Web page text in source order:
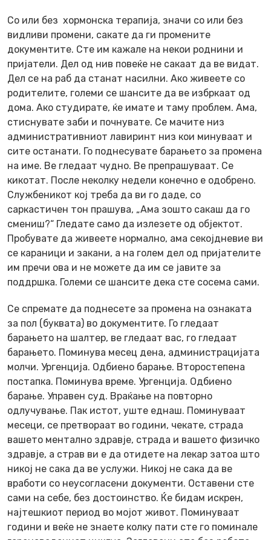
Со или без хормонска терапија, значи со или без
видливи промени, сакате да ги промените
документите. Сте им кажале на некои роднини и
пријатели. Дел од нив повеќе не сакаат да ве видат.
Дел се на раб да станат насилни. Ако живеете со
родителите, големи се шансите да ве избркаат од
дома. Ако студирате, ќе имате и таму проблем. Ама,
стиснувате заби и почнувате. Се мачите низ
административниот лавиринт низ кои минуваат и
сите останати. Го поднесувате барањето за промена
на име. Ве гледаат чудно. Ве препрашуваат. Се
кикотат. После неколку недели конечно е одобрено.
Службеникот кој треба да ви го даде, со
саркастичен тон прашува, „Ама зошто сакаш да го
смениш?“ Гледате само да излезете од објектот.
Пробувате да живеете нормално, ама секојдневие ви
се караници и закани, а на голем дел од пријателите
им пречи ова и не можете да им се јавите за
поддршка. Големи се шансите дека сте сосема сами.
Се спремате да поднесете за промена на ознаката
за пол (буквата) во документите. Го гледаат
барањето на шалтер, ве гледаат вас, го гледаат
барањето. Поминува месец дена, администрацијата
молчи. Ургенција. Одбиено барање. Второстепена
постапка. Поминува време. Ургенција. Одбиено
барање. Управен суд. Враќање на повторно
одлучување. Пак истот, уште еднаш. Поминуваат
месеци, се претвораат во години, чекате, страда
вашето ментално здравје, страда и вашето физичко
здравје, а страв ви е да отидете на лекар затоа што
никој не сака да ве услужи. Никој не сака да ве
вработи со неусогласени документи. Оставени сте
сами на себе, без достоинство. Ќе бидам искрен,
најтешкиот период во мојот живот. Поминуваат
години и веќе не знаете колку пати сте го поминале